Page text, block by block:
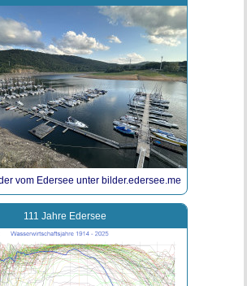
vom Edersee unter bilder.edersee.me
111 Jahre Edersee